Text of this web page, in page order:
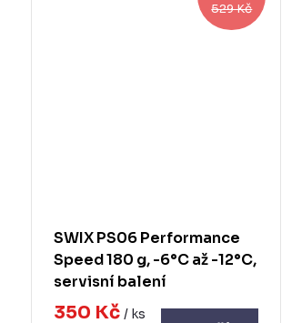
529 Kč
SWIX PS06 Performance
Speed 180 g, -6°C až -12°C,
servisní balení
350 Kč / ks